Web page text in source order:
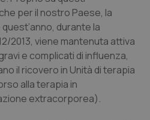
per il nostro Paese, la
durante la
2013, viene mantenuta attiva
e complicati di influenza,
il ricovero in Unità di terapia
alla terapia in
extracorporea).